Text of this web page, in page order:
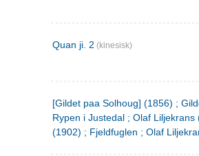
Quan ji. 2 (kinesisk)
[Gildet paa Solhoug] (1856) ;
Rypen i Justedal ; Olaf Liljekrans
(1902) ; Fjeldfuglen ; Olaf